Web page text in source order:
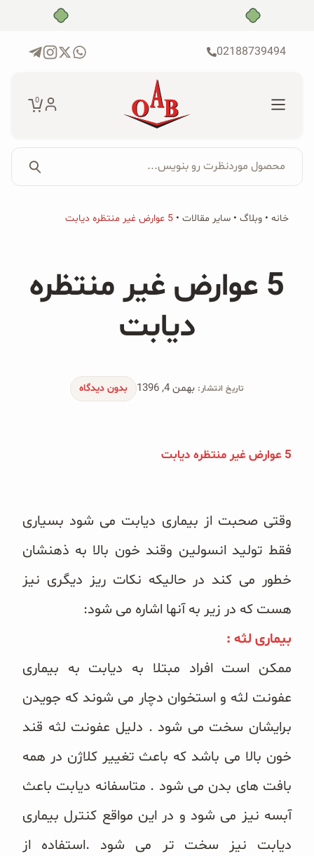
02188739494
0
برای:
جستجو...
پکیج‌ها
محصولات ارگانیک
محصولات جو دوسر
شیرین کننده های طبیعی
کینوا
چاشنی‌ها و سرکه‌‌ها
رایس کیک
غلات و دانه‌های سالم
صبحانه و میان وعده
کتاب‌های OAB
وبلاگ
محصول موردنظرت رو بنویس...
خانه • وبلاگ • سایر مقالات • 5 عوارض غیر منتظره دیابت
5 عوارض غیر منتظره
دیابت
تاریخ انتشار: بهمن 4, 1396 بدون دیدگاه
5 عوارض غیر منتظره دیابت
وقتی صحبت از بیماری دیابت می شود بسیاری
فقط تولید انسولین وقند خون بالا به ذهنشان
خطور می کند در حالیکه نکات ریز دیگری نیز
هست که در زیر به آنها اشاره می شود:
بیماری لثه :
ممکن است افراد مبتلا به دیابت به بیماری
عفونت لثه و استخوان دچار می شوند که جویدن
برایشان سخت می شود . دلیل عفونت لثه قند
خون بالا می باشد که باعث تغییر کلاژن در همه
بافت های بدن می شود . متاسفانه دیابت باعث
آبسه نیز می شود و در این مواقع کنترل بیماری
دیابت نیز سخت تر می شود .استفاده از